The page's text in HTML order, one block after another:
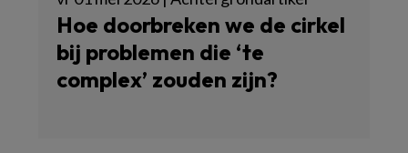
Hoe doorbreken we de cirkel
bij problemen die ‘te
complex’ zouden zijn?